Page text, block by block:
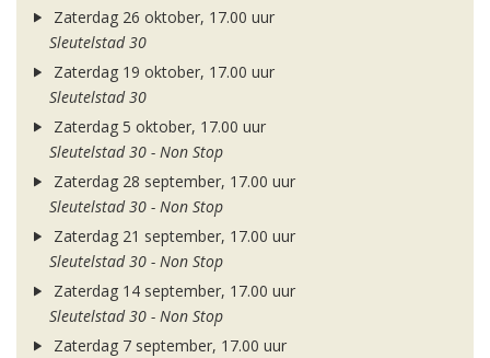
Zaterdag 26 oktober, 17.00 uur
Sleutelstad 30
Zaterdag 19 oktober, 17.00 uur
Sleutelstad 30
Zaterdag 5 oktober, 17.00 uur
Sleutelstad 30 - Non Stop
Zaterdag 28 september, 17.00 uur
Sleutelstad 30 - Non Stop
Zaterdag 21 september, 17.00 uur
Sleutelstad 30 - Non Stop
Zaterdag 14 september, 17.00 uur
Sleutelstad 30 - Non Stop
Zaterdag 7 september, 17.00 uur